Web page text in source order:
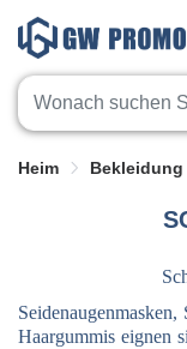
Heim
Haargummis eignen